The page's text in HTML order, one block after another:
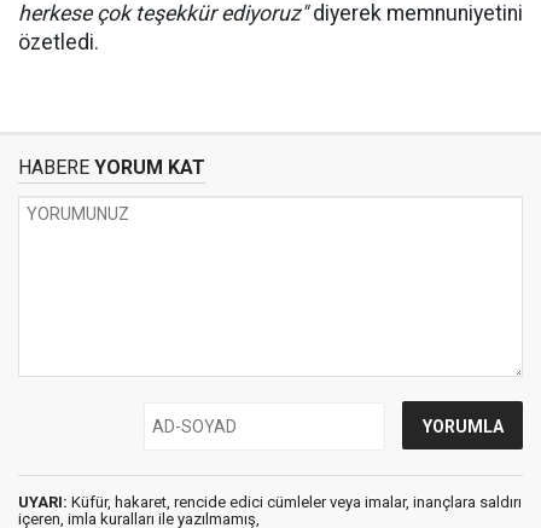
herkese çok teşekkür ediyoruz"diyerek memnuniyetini
özetledi.
HABERE YORUM KAT
UYARI: Küfür, hakaret, rencide edici cümleler veya imalar, inançlara saldırı
içeren, imla kuralları ile yazılmamış,